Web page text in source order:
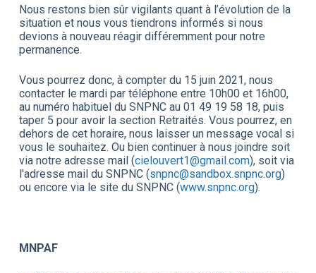
Nous restons bien sûr vigilants quant à l’évolution de la
situation et nous vous tiendrons informés si nous
devions à nouveau réagir différemment pour notre
permanence.
Vous pourrez donc, à compter du 15 juin 2021, nous
contacter le mardi par téléphone entre 10h00 et 16h00,
au numéro habituel du SNPNC au 01 49 19 58 18, puis
taper 5 pour avoir la section Retraités. Vous pourrez, en
dehors de cet horaire, nous laisser un message vocal si
vous le souhaitez. Ou bien continuer à nous joindre soit
via notre adresse mail (cielouvert1@gmail.com), soit via
l'adresse mail du SNPNC (snpnc@sandbox.snpnc.org)
ou encore via le site du SNPNC (www.snpnc.org).
MNPAF